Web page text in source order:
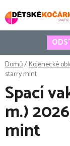
na
obsah
Domů/Kojenecké
starry mint
Spací
m.)
mint